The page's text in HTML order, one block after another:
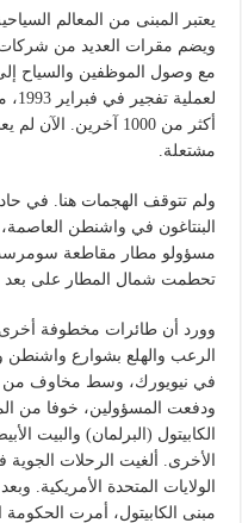
يعتبر المبنى من المعالم
ويضم مقرات العديد من شركات
مع وصول الموظفين والسياح
أكثر من 1000
مشتعلة.
ولم تتوقف الهجمات هنا. في
البنتاغون في واشنطن
مسؤولو مطار مقاطعة سومرست،
تحطمت شمال المطار على بعد حوالي 80 ميلا جنوب
وورد أن طائرات مخطوفة
الرعب والهلع بشوارع واشنطن
في نيويورك، وسط مخاوف من
ودفعت المسؤولين، خوفا من
الكابيتول (البرلمان) والبيت
الأخرى. ألغيت الرحلات
الولايات المتحدة الأمريكية.
مبنى الكابيتول، أمرت الحكومة